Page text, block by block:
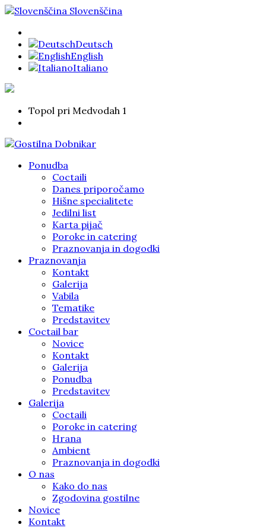
Slovenščina
Deutsch
English
Italiano
Topol pri Medvodah 1
Ponudba
Coctaili
Danes priporočamo
Hišne specialitete
Jedilni list
Karta pijač
Poroke in catering
Praznovanja in dogodki
Praznovanja
Kontakt
Galerija
Vabila
Tematike
Predstavitev
Coctail bar
Novice
Kontakt
Galerija
Ponudba
Predstavitev
Galerija
Coctaili
Poroke in catering
Hrana
Ambient
Praznovanja in dogodki
O nas
Kako do nas
Zgodovina gostilne
Novice
Kontakt